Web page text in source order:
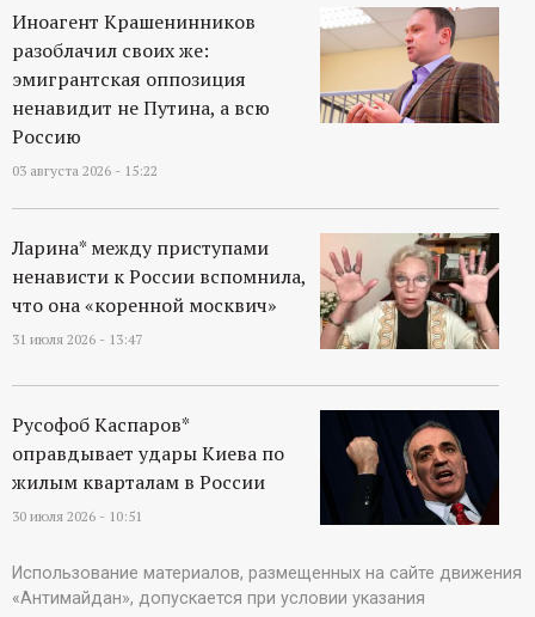
Иноагент Крашенинников
разоблачил своих же:
эмигрантская оппозиция
ненавидит не Путина, а всю
Россию
03 августа 2026 - 15:22
Ларина* между приступами
ненависти к России вспомнила,
что она «коренной москвич»
31 июля 2026 - 13:47
Русофоб Каспаров*
оправдывает удары Киева по
жилым кварталам в России
30 июля 2026 - 10:51
Использование материалов, размещенных на сайте движения
«Антимайдан», допускается при условии указания